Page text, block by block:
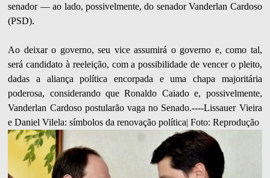
senador — ao lado, possivelmente, do senador Vanderlan Cardoso
(PSD).
Ao deixar o governo, seu vice assumirá o governo e, como tal,
será candidato à reeleição, com a possibilidade de vencer o pleito,
dadas a aliança política encorpada e uma chapa majoritária
poderosa, considerando que Ronaldo Caiado e, possivelmente,
Vanderlan Cardoso postularão vaga no Senado.----Lissauer Vieira
e Daniel Vilela: símbolos da renovação política| Foto: Reprodução